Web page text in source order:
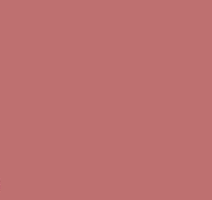
uns alle das gleiche